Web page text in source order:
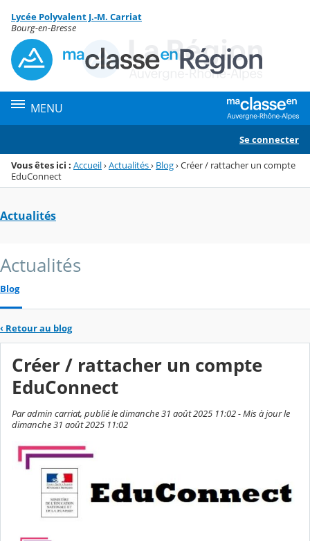
Menu de la rubrique
Contenu
Lycée Polyvalent J.-M. Carriat
Bourg-en-Bresse
MENU
Se connecter
Vous êtes ici : Accueil›Actualités› Blog›Créer / rattacher un compte
EduConnect
Actualités
Actualités
Blog
‹ Retour au blog
Créer / rattacher un compte
EduConnect
Par admin carriat, publié le dimanche 31 août 2025 11:02 - Mis à jour le
dimanche 31 août 2025 11:02